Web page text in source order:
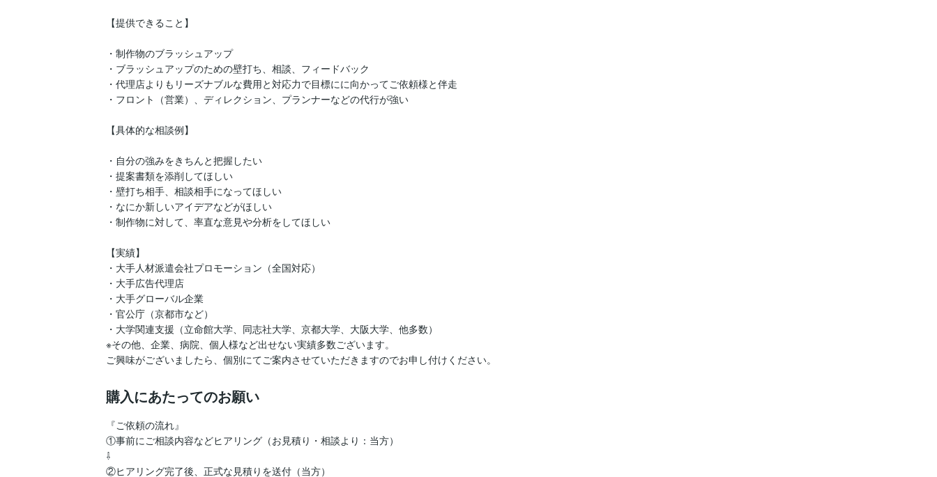
【提供できること】
・制作物のブラッシュアップ
・ブラッシュアップのための壁打ち、相談、フィードバック
・代理店よりもリーズナブルな費用と対応力で目標にに向かってご依頼様と伴走
・フロント（営業）、ディレクション、プランナーなどの代行が強い
【具体的な相談例】
・自分の強みをきちんと把握したい
・提案書類を添削してほしい
・壁打ち相手、相談相手になってほしい
・なにか新しいアイデアなどがほしい
・制作物に対して、率直な意見や分析をしてほしい
【実績】
・大手人材派遣会社プロモーション（全国対応）
・大手広告代理店
・大手グローバル企業
・官公庁（京都市など）
・大学関連支援（立命館大学、同志社大学、京都大学、大阪大学、他多数）
※その他、企業、病院、個人様など出せない実績多数ございます。
ご興味がございましたら、個別にてご案内させていただきますのでお申し付けください。
購入にあたってのお願い
『ご依頼の流れ』
①事前にご相談内容などヒアリング（お見積り・相談より：当方）
⇩
②ヒアリング完了後、正式な見積りを送付（当方）